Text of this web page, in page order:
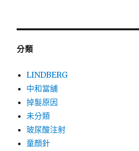
分類
LINDBERG
中和當舖
掉髮原因
未分類
玻尿酸注射
童顏針